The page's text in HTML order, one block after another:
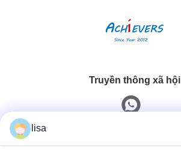
Truyền thông xã hội
lisa